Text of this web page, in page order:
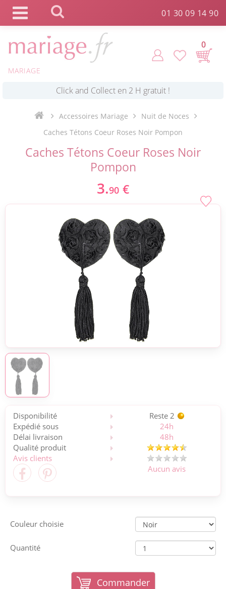
01 30 09 14 90
MARIAGE
0
Commande expédiée en 24h !
Click and Collect en 2 H gratuit !
Payez votre commande en 4X sans frais *
Accessoires Mariage
Nuit de Noces
Caches Tétons Coeur Roses Noir Pompon
Caches Tétons Coeur Roses Noir
Pompon
3.90 €
Disponibilité
Reste 2
Expédié sous
24h
Délai livraison
48h
Qualité produit
Avis clients
Aucun avis
Couleur choisie
Quantité
Commander
Panneau de gestion des cookies